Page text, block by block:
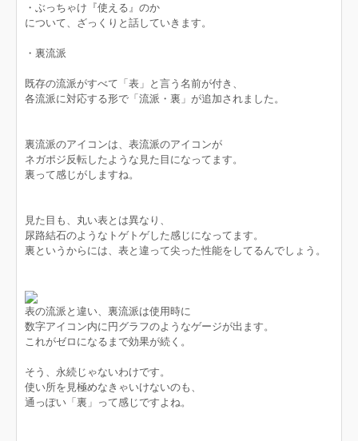
・ぶっちゃけ『使える』のか
について、ざっくりと話していきます。
・裏流派
既存の流派がすべて「表」と言う名前が付き、
各流派に対応する形で「流派・裏」が追加されました。
裏流派のアイコンは、表流派のアイコンが
ネガポジ反転したような見た目になってます。
裏って感じがしますね。
見た目も、丸い表とは異なり、
尿路結石のようなトゲトゲした感じになってます。
裏というからには、表と違って尖った性能をしてるんでしょう。
表の流派と違い、裏流派は使用時に
数字アイコン内に円グラフのようなゲージが出ます。
これがゼロになるまで効果が続く。
そう、永続じゃないわけです。
使い所を見極めなきゃいけないのも、
通っぽい「裏」って感じですよね。